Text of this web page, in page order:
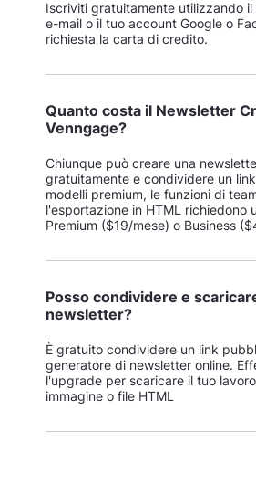
Iscriviti gratuitamente utilizzando
e-mail o il tuo account Google o
richiesta la carta di credito.
Quanto costa il Newsletter
Venngage?
Chiunque può creare una
gratuitamente e condividere un
modelli premium, le funzioni di
l'esportazione in HTML richiedono
Premium ($19/mese) o Business
Posso condividere e
newsletter?
È gratuito condividere un link
generatore di newsletter online.
l'upgrade per scaricare il tuo
immagine o file HTML